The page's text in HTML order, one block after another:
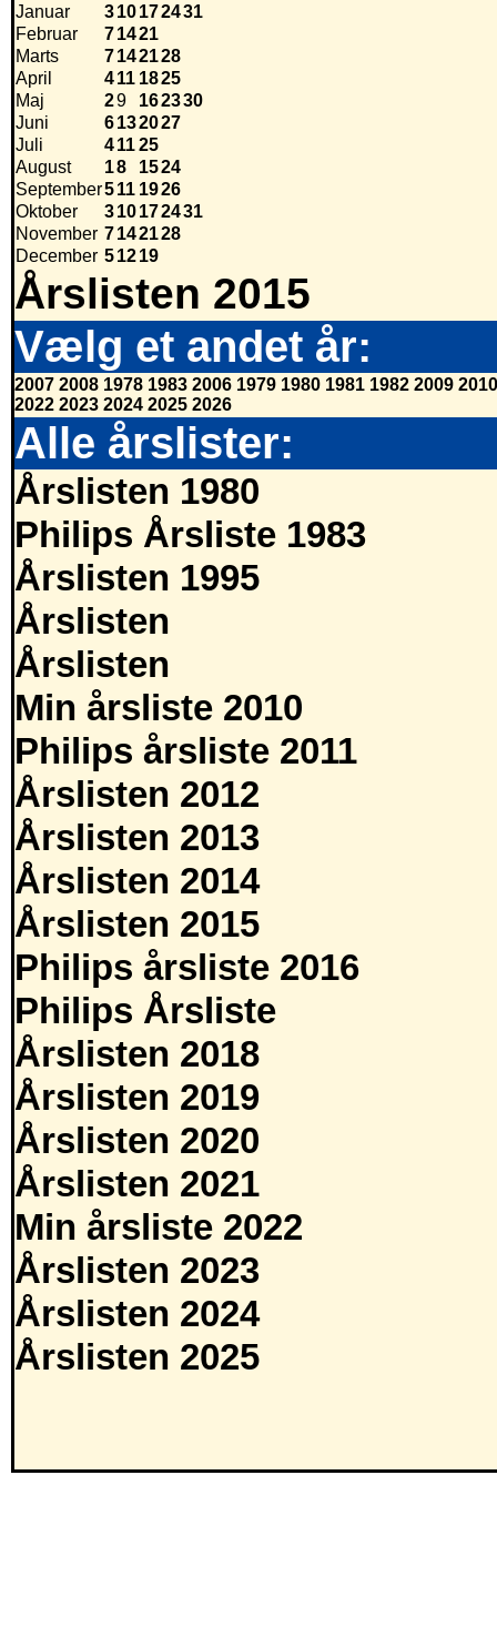
Januar
310172431
Februar
71421
Marts
7142128
April
411 1825
Maj
29 162330
Juni
6132027
Juli
41125
August
18 1524
September511 1926
Oktober
310172431
November 7142128
December 51219
Årslisten 2015
Vælg et andet år:
2007 2008 1978 1983 2006 1979 1980 1981 1982 2009 2010
2022 2023 2024 2025 2026
Alle årslister:
Årslisten 1980
Philips Årsliste 1983
Årslisten 1995
Årslisten
Årslisten
Min årsliste 2010
Philips årsliste 2011
Årslisten 2012
Årslisten 2013
Årslisten 2014
Årslisten 2015
Philips årsliste 2016
Philips Årsliste
Årslisten 2018
Årslisten 2019
Årslisten 2020
Årslisten 2021
Min årsliste 2022
Årslisten 2023
Årslisten 2024
Årslisten 2025